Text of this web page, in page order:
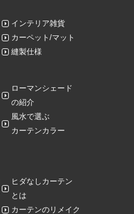
インテリア雑貨
カーペット/マット
縫製仕様
ローマンシェード
の紹介
風水で選ぶ
カーテンカラー
ヒダなしカーテン
とは
カーテンのリメイク